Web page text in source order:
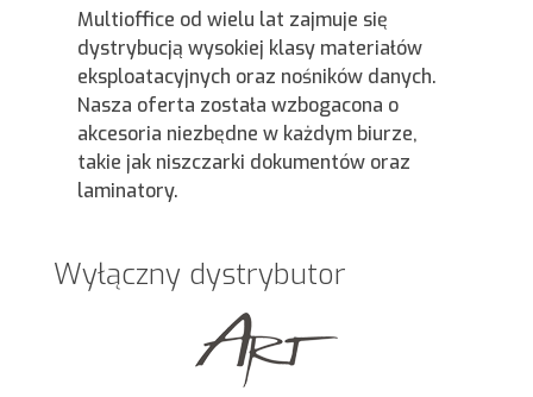
Multioffice od wielu lat zajmuje się
dystrybucją wysokiej klasy materiałów
eksploatacyjnych oraz nośników danych.
Nasza oferta została wzbogacona o
akcesoria niezbędne w każdym biurze,
takie jak niszczarki dokumentów oraz
laminatory.
Wyłączny dystrybutor